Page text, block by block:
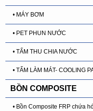
• MÁY BƠM
• PET PHUN NƯỚC
• TẤM THU CHIA NƯỚC
• TẤM LÀM MÁT- COOLING
BỒN COMPOSITE
• Bồn Composite FRP chứa